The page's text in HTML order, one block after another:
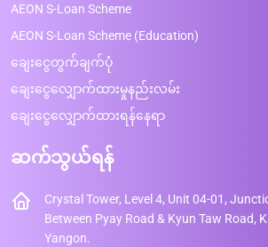
AEON S-Loan Scheme
AEON S-Loan Scheme (Education)
ချေးငွေတွက်ချက်ပုံ
ချေးငွေလျှောက်ထားမှုနည်းလမ်း
ချေးငွေလျှောက်ထားရန်နေရာ
ဆက်သွယ်ရန်
Crystal Tower, Level 4, Unit 04-01,
Between Pyay Road & Kyun Taw Road,
Yangon.